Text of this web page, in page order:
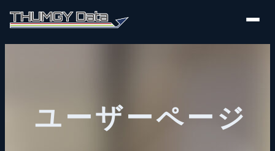
ユーザーページ